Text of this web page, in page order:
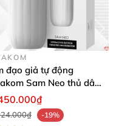
đạo giả tự động
Sam Neo thủ dâm
mút app điện thoại
-19%